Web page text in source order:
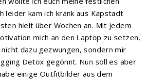
leider kam ich krank aus Kapstadt
hielt über Wochen an. Mit jedem
mich an den Laptop zu setzen,
dazu gezwungen, sondern mir
Detox gegönnt. Nun soll es aber
einige Outfitbilder aus dem